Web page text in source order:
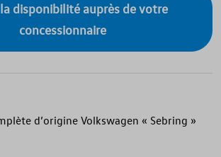
disponibilité auprès de votre
concessionnaire
d’origine Volkswagen « Sebring »